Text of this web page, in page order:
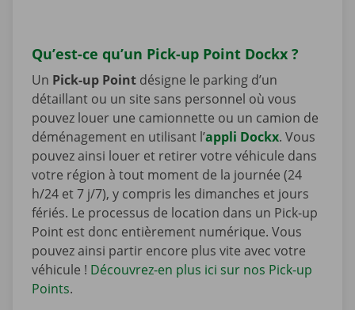
Qu’est-ce qu’un Pick-up Point Dockx ?
Un Pick-up Point désigne le parking d’un
détaillant ou un site sans personnel où vous
pouvez louer une camionnette ou un camion de
déménagement en utilisant l’appli Dockx. Vous
pouvez ainsi louer et retirer votre véhicule dans
votre région à tout moment de la journée (24
h/24 et 7 j/7), y compris les dimanches et jours
fériés. Le processus de location dans un Pick-up
Point est donc entièrement numérique. Vous
pouvez ainsi partir encore plus vite avec votre
véhicule ! Découvrez-en plus ici sur nos Pick-up
Points.